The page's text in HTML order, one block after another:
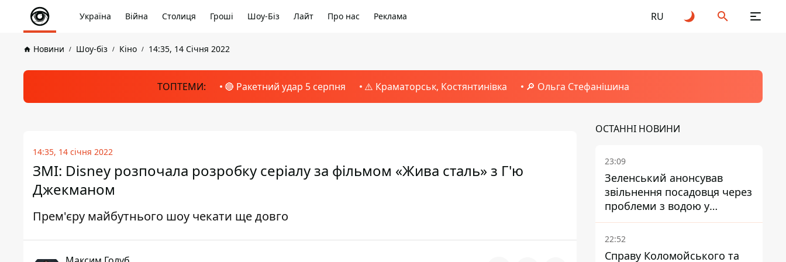
Україна Війна Столиця Гроші Шоу-Біз Лайт Про нас Реклама RU
Новини Шоу-біз Кіно 14:35, 14 Січня 2022
ТОПТЕМИ: 🔴 Ракетний удар 5 серпня ⚠️ Краматорськ, Костянтинівка 🔎 Ольга Стефанішина
14:35, 14 січня 2022
ЗМІ: Disney розпочала розробку серіалу за фільмом «Жива сталь» з Г'ю
Джекманом
Прем'єру майбутнього шоу чекати ще довго
ОСТАННІ НОВИНИ
23:09
Зеленський анонсував
звільнення посадовця через
проблеми з водою у
Марганці
22:52
Справу Коломойського та